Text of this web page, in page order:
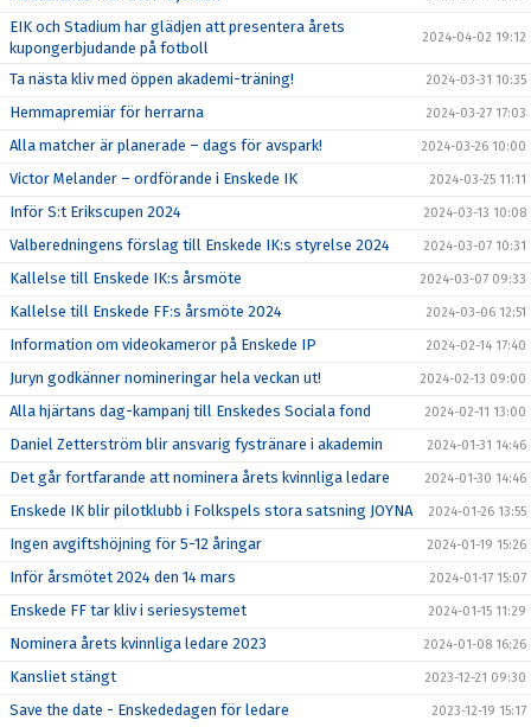
EIK och Stadium har glädjen att presentera årets
kupongerbjudande på fotboll
2024-04-02 19:12
Ta nästa kliv med öppen akademi-träning! 2024-03-31 10:35
Hemmapremiär för herrarna 2024-03-27 17:03
Alla matcher är planerade – dags för avspark! 2024-03-26 10:00
Victor Melander – ordförande i Enskede IK 2024-03-25 11:11
Inför S:t Erikscupen 2024 2024-03-13 10:08
Valberedningens förslag till Enskede IK:s styrelse 2024 2024-03-07 10:31
Kallelse till Enskede IK:s årsmöte 2024-03-07 09:33
Kallelse till Enskede FF:s årsmöte 2024 2024-03-06 12:51
Information om videokameror på Enskede IP 2024-02-14 17:40
Juryn godkänner nomineringar hela veckan ut! 2024-02-13 09:00
Alla hjärtans dag-kampanj till Enskedes Sociala fond 2024-02-11 13:00
Daniel Zetterström blir ansvarig fystränare i akademin 2024-01-31 14:46
Det går fortfarande att nominera årets kvinnliga ledare 2024-01-30 14:46
Enskede IK blir pilotklubb i Folkspels stora satsning JOYNA 2024-01-26 13:55
Ingen avgiftshöjning för 5-12 åringar 2024-01-19 15:26
Inför årsmötet 2024 den 14 mars 2024-01-17 15:07
Enskede FF tar kliv i seriesystemet 2024-01-15 11:29
Nominera årets kvinnliga ledare 2023 2024-01-08 16:26
Kansliet stängt 2023-12-21 09:30
Save the date - Enskededagen för ledare 2023-12-19 15:17